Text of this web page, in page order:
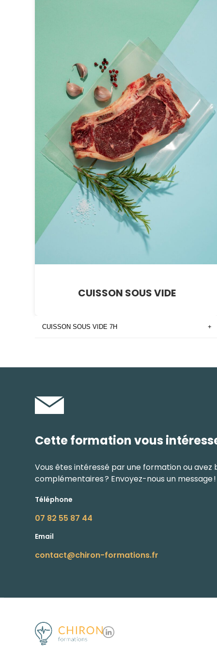
CUISSON SOUS VIDE
CUISSON SOUS VIDE 7H +
Cette formation vous
Vous êtes intéressé par une formation ou avez
complémentaires ? Envoyez-nous un message !
Téléphone
07 82 55 87 44
Email
contact@chiron-formations.fr